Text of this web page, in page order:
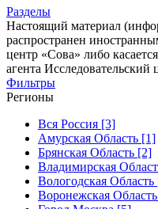
Разделы
Настоящий материал
распространен
центр «Сова» либо
агента Исследовательский
Фильтры
Регионы
Вся Россия [3]
Амурская Область [1]
Брянская Область [2]
Владимирская
Вологодская Область
Воронежская